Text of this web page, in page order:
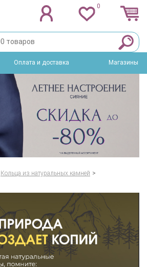
0
Оплата и доставка Магазины
Кольца из натуральных камней >